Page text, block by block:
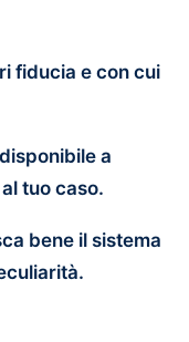
fiducia e con cui
a
tuo caso.
bene il sistema